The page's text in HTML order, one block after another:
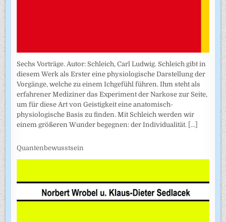
Sechs Vorträge. Autor: Schleich, Carl Ludwig. Schleich gibt in
diesem Werk als Erster eine physiologische Darstellung der
Vorgänge, welche zu einem Ichgefühl führen. Ihm steht als
erfahrener Mediziner das Experiment der Narkose zur Seite,
um für diese Art von Geistigkeit eine anatomisch-
physiologische Basis zu finden. Mit Schleich werden wir
einem größeren Wunder begegnen: der Individualität. [...]
Quantenbewusstsein